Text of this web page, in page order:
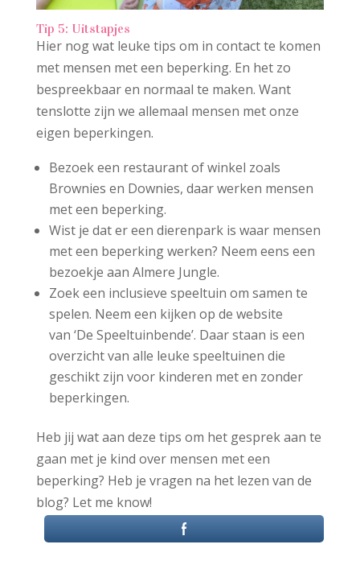
Tip 5: Uitstapjes
Hier nog wat leuke tips om in contact te komen
met mensen met een beperking. En het zo
bespreekbaar en normaal te maken. Want
tenslotte zijn we allemaal mensen met onze
eigen beperkingen.
Bezoek een restaurant of winkel zoals
Brownies en Downies, daar werken mensen
met een beperking.
Wist je dat er een dierenpark is waar mensen
met een beperking werken? Neem eens een
bezoekje aan Almere Jungle.
Zoek een inclusieve speeltuin om samen te
spelen. Neem een kijken op de website
van ‘De Speeltuinbende’. Daar staan is een
overzicht van alle leuke speeltuinen die
geschikt zijn voor kinderen met en zonder
beperkingen.
Heb jij wat aan deze tips om het gesprek aan te
gaan met je kind over mensen met een
beperking? Heb je vragen na het lezen van de
blog? Let me know!